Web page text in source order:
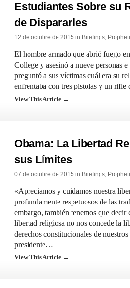
Estudiantes Sobre su
de Dispararles
12 de octubre de 2015 in Briefings,
El hombre armado que abrió fuego
College y asesinó a nueve personas
preguntó a sus víctimas cuál era su
enfrentaba con tres pistolas y un rifle
View This Article →
Obama: La Libertad
sus Límites
07 de octubre de 2015 in Briefings,
«Apreciamos y cuidamos nuestra
profundamente respetuosos de las
embargo, también tenemos que decir
libertad religiosa no nos concede la
derechos constitucionales de
presidente…
View This Article →